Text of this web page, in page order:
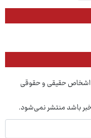
اشخاص حقیقی و حقوقی
خبر باشد منتشر نمی‌شود.